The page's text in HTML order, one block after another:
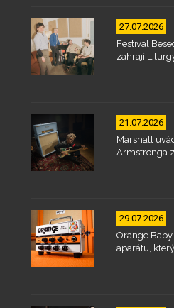
27.07.2026
Festival
zahrají
21.07.2026
Marshall
Armstronga
29.07.2026
Orange
aparátu,